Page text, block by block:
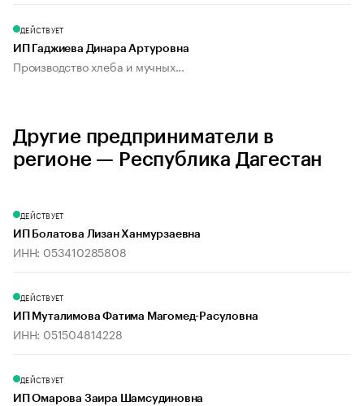
ДЕЙСТВУЕТ
ИП Гаджиева Динара Артуровна
Производство хлеба и мучных...
Другие предприниматели в
регионе — Республика Дагестан
ДЕЙСТВУЕТ
ИП Болатова Лизан Ханмурзаевна
ИНН: 053410285808
ДЕЙСТВУЕТ
ИП Муталимова Фатима Магомед-Расуловна
ИНН: 051504814228
ДЕЙСТВУЕТ
ИП Омарова Заира Шамсудиновна